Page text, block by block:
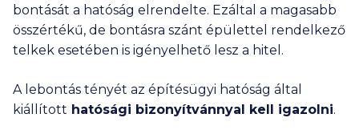
bontását a hatóság elrendelte. Ezáltal a magasabb
összértékű, de bontásra szánt épülettel rendelkező
telkek esetében is igényelhető lesz a hitel.
A lebontás tényét az építésügyi hatóság által
kiállított hatósági bizonyítvánnyal kell igazolni.